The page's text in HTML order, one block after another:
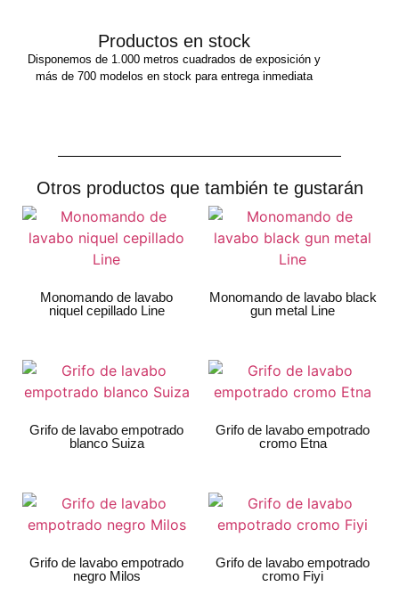
Productos en stock
Disponemos de 1.000 metros cuadrados de exposición y
más de 700 modelos en stock para entrega inmediata
Otros productos que también te gustarán
Monomando de lavabo
niquel cepillado Line
Monomando de lavabo black
gun metal Line
Grifo de lavabo empotrado
blanco Suiza
Grifo de lavabo empotrado
cromo Etna
Grifo de lavabo empotrado
negro Milos
Grifo de lavabo empotrado
cromo Fiyi